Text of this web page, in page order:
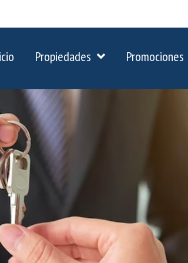
Propiedades Promociones